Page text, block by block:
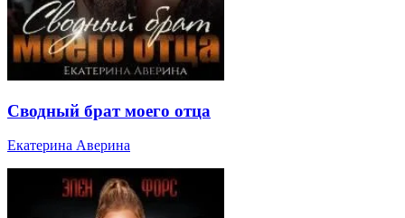
Сводный брат моего отца
Екатерина Аверина